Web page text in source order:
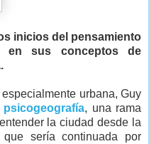
inicios del pensamiento
en sus conceptos de
especialmente urbana, Guy
psicogeografía, una rama
la ciudad desde la
sería continuada por